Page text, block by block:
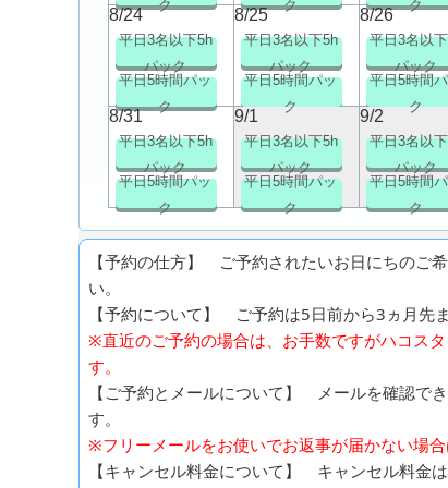
ク
ク
ク
8/24
平日3名以下5h
パック
平日5時間パッ
ク
8/25
平日3名以下5h
パック
平日5時間パッ
ク
8/26
平日3名以
パック
平日5時間
ク
8/31
平日3名以下5h
パック
平日5時間パッ
ク
9/1
平日3名以下5h
パック
平日5時間パッ
ク
9/2
平日3名以
パック
平日5時間
ク
【予約の仕方】 ご予約されたいお日にちのご
い。
【予約について】 ご予約は5日前から3ヵ月先
※直近のご予約の場合は、お手数ですがハコス
す。
【ご予約とメールについて】 メールを確認で
す。
※フリーメールをお使いでお返事が届かない場
【キャンセル料金について】 キャンセル料金